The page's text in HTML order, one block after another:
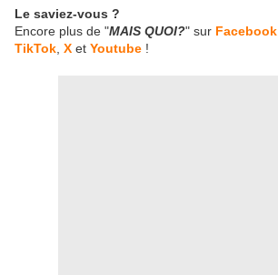
Le saviez-vous ?
Encore plus de "MAIS QUOI?" sur Facebook
TikTok X et Youtube !